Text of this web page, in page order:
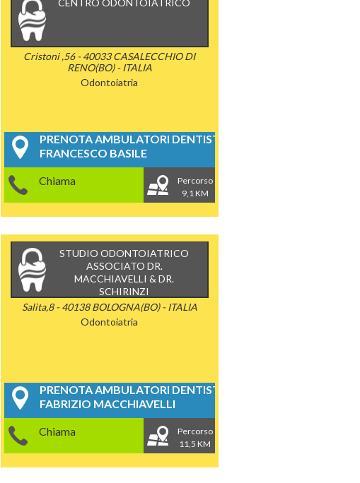
CENTRO ODONTOIATRICO
Cristoni ,56 - 40033 CASALECCHIO DI
RENO(BO) - ITALIA
Odontoiatria
PRENOTA AMBULATORI DENTISTICI
FRANCESCO BASILE
Chiama
Percorso
9,1 KM
STUDIO ODONTOIATRICO
ASSOCIATO DR.
MACCHIAVELLI & DR.
SCHIRINZI
Salita,8 - 40138 BOLOGNA(BO) - ITALIA
Odontoiatria
PRENOTA AMBULATORI DENTISTICI
FABRIZIO MACCHIAVELLI
Chiama
Percorso
11,5 KM